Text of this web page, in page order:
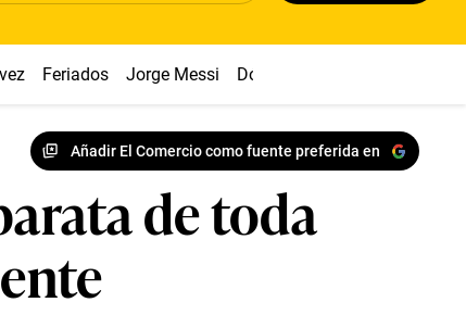
Feriados Jorge Messi Dólar
Añadir El Comercio como fuente preferida en
de toda